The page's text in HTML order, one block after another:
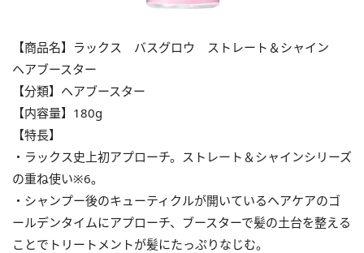
【商品名】ラックス バスグロウ ストレート＆シャイン
ヘアブースター
【分類】ヘアブースター
【内容量】180g
【特長】
・ラックス史上初アプローチ。ストレート＆シャインシリーズ
の重ね使い※6。
・シャンプー後のキューティクルが開いているヘアケアのゴ
ールデンタイムにアプローチ、ブースターで髪の土台を整える
ことでトリートメントが髪にたっぷりなじむ。